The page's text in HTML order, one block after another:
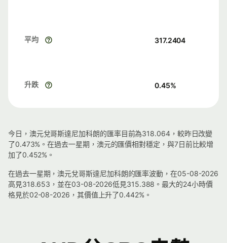
平均 317.2404
升跌 0.45%
今日，澳元兌哥斯達尼加科朗的匯率目前為318.064，較昨日改變
了0.473%。在過去一星期，澳元的匯價相對穩定，與7日前比較增
加了0.452%。
在過去一星期，澳元兌哥斯達尼加科朗的匯率波動，在05-08-2026
高見318.653，並在03-08-2026低見315.388。最大的24小時價
格見於02-08-2026，其價值上升了0.442%。